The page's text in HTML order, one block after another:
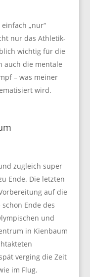
„nur“
nur das Athletik-
wichtig für die
auch die mentale
– was meiner
wird.
zugleich super
Ende. Die letzten
auf die
Ende des
und
in Kienbaum
verging die Zeit
im Flug.